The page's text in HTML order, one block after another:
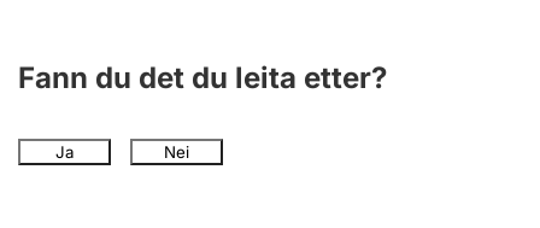
Fann du det du leita etter?
Ja Nei